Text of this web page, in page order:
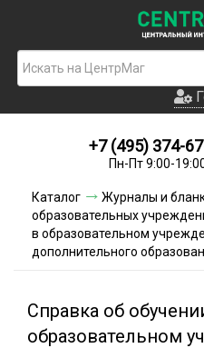
Условия
Акции и
+7 (495) 374-
Пн-Пт 9:00-
Каталог Журналы и
образовательных
в образовательном
дополнительного
Справка об
образовательном